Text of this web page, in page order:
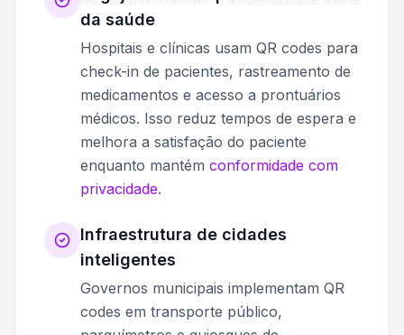
da saúde
Hospitais e clínicas usam QR codes para
check-in de pacientes, rastreamento de
medicamentos e acesso a prontuários
médicos. Isso reduz tempos de espera e
melhora a satisfação do paciente
enquanto mantém conformidade com
privacidade.
Infraestrutura de cidades
inteligentes
Governos municipais implementam QR
codes em transporte público,